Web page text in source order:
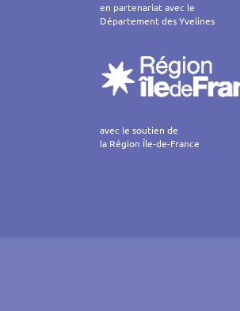
en partenariat avec le
Département des Yvelines
avec le soutien de
la Région Île-de-France